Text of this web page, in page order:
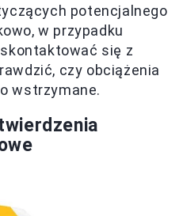
potencjalnego
w przypadku
się z
czy obciążenia
wstrzymane.